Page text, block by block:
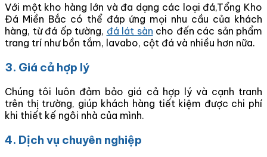
Với một kho hàng lớn và đa dạng các loại đá,Tổng Kho
Đá Miền Bắc có thể đáp ứng mọi nhu cầu của khách
hàng, từ đá ốp tường, đá lát sàn cho đến các sản phẩm
trang trí như bồn tắm, lavabo, cột đá và nhiều hơn nữa.
3. Giá cả hợp lý
Chúng tôi luôn đảm bảo giá cả hợp lý và cạnh tranh
trên thị trường, giúp khách hàng tiết kiệm được chi phí
khi thiết kế ngôi nhà của mình.
4. Dịch vụ chuyên nghiệp